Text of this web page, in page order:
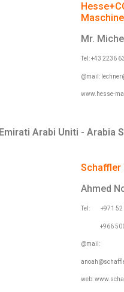
Mr.
Tel: +43 2236
@mail:
www.hesse-
Emirati Arabi Uniti - Arabia
Schaffler
Ahmed
Tel: +971
+966 500
@mail:
web: